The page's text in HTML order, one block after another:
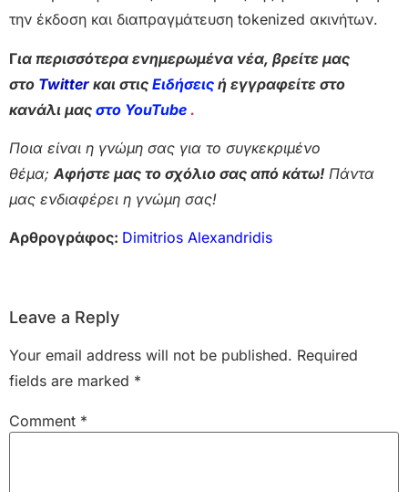
την έκδοση και διαπραγμάτευση tokenized ακινήτων.
Για περισσότερα ενημερωμένα νέα, βρείτε μας
στο Twitter και στις Ειδήσεις ή εγγραφείτε στο
κανάλι μας στο YouTube .
Ποια είναι η γνώμη σας για το συγκεκριμένο
θέμα;Αφήστε μας το σχόλιο σας από κάτω! Πάντα
μας ενδιαφέρει η γνώμη σας!
Αρθρογράφος: Dimitrios Alexandridis
Leave a Reply
Your email address will not be published. Required
fields are marked *
Comment *